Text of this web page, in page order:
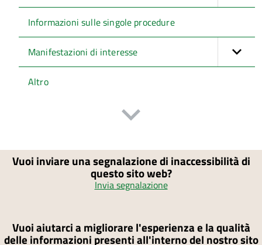
Informazioni sulle singole procedure
Manifestazioni di interesse
Altro
Vuoi inviare una segnalazione di inaccessibilità di
questo sito web?
Invia segnalazione
Vuoi aiutarci a migliorare l'esperienza e la qualità
delle informazioni presenti all'interno del nostro sito